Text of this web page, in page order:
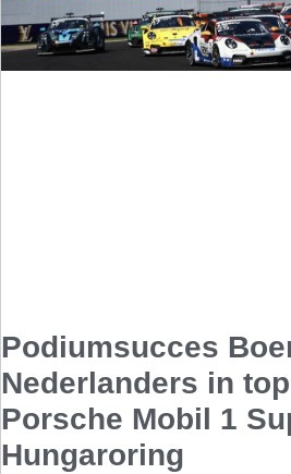
Podiumsucces
Nederlanders in
Porsche Mobil 1
Hungaroring